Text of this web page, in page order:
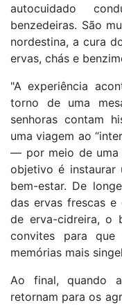
autocuidado
benzedeiras. São
nordestina, a cura
ervas, chás e
"A experiência
torno de uma
senhoras contam
uma viagem ao
— por meio de uma
objetivo é instaurar
bem-estar. De
das ervas frescas
de erva-cidreira, o
convites para
memórias mais
Ao final, quando
retornam para os